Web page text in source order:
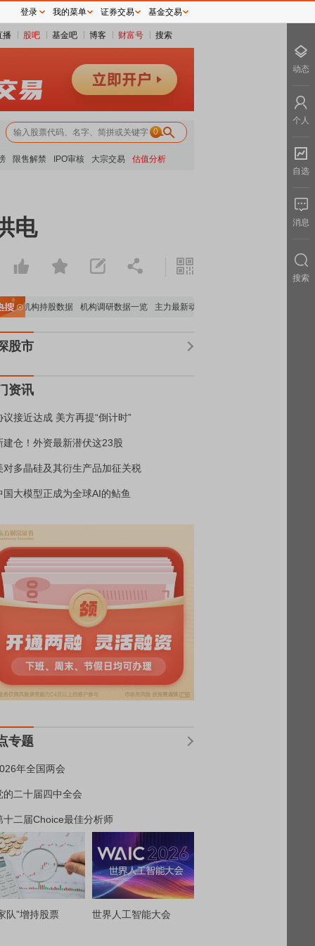
播 股吧 基金吧 博客 财富号 搜索
0
限售解禁 IPO审核 大宗交易 估值分析
电
要机构持股数据 机构调研数据一览 主力最新动向
股市
资讯
议接近达成 美方再提“倒计时”
建仓！外资最新潜伏这23股
对多晶硅及其衍生产品加征关税
国大模型正成为全球AI的鲇鱼
专题
年全国两会
的二十届四中全会
十二届Choice最佳分析师
队”增持股票 世界人工智能大会
登录 我的菜单 证券交易 基金交易
动态
个人
自选
消息
搜索